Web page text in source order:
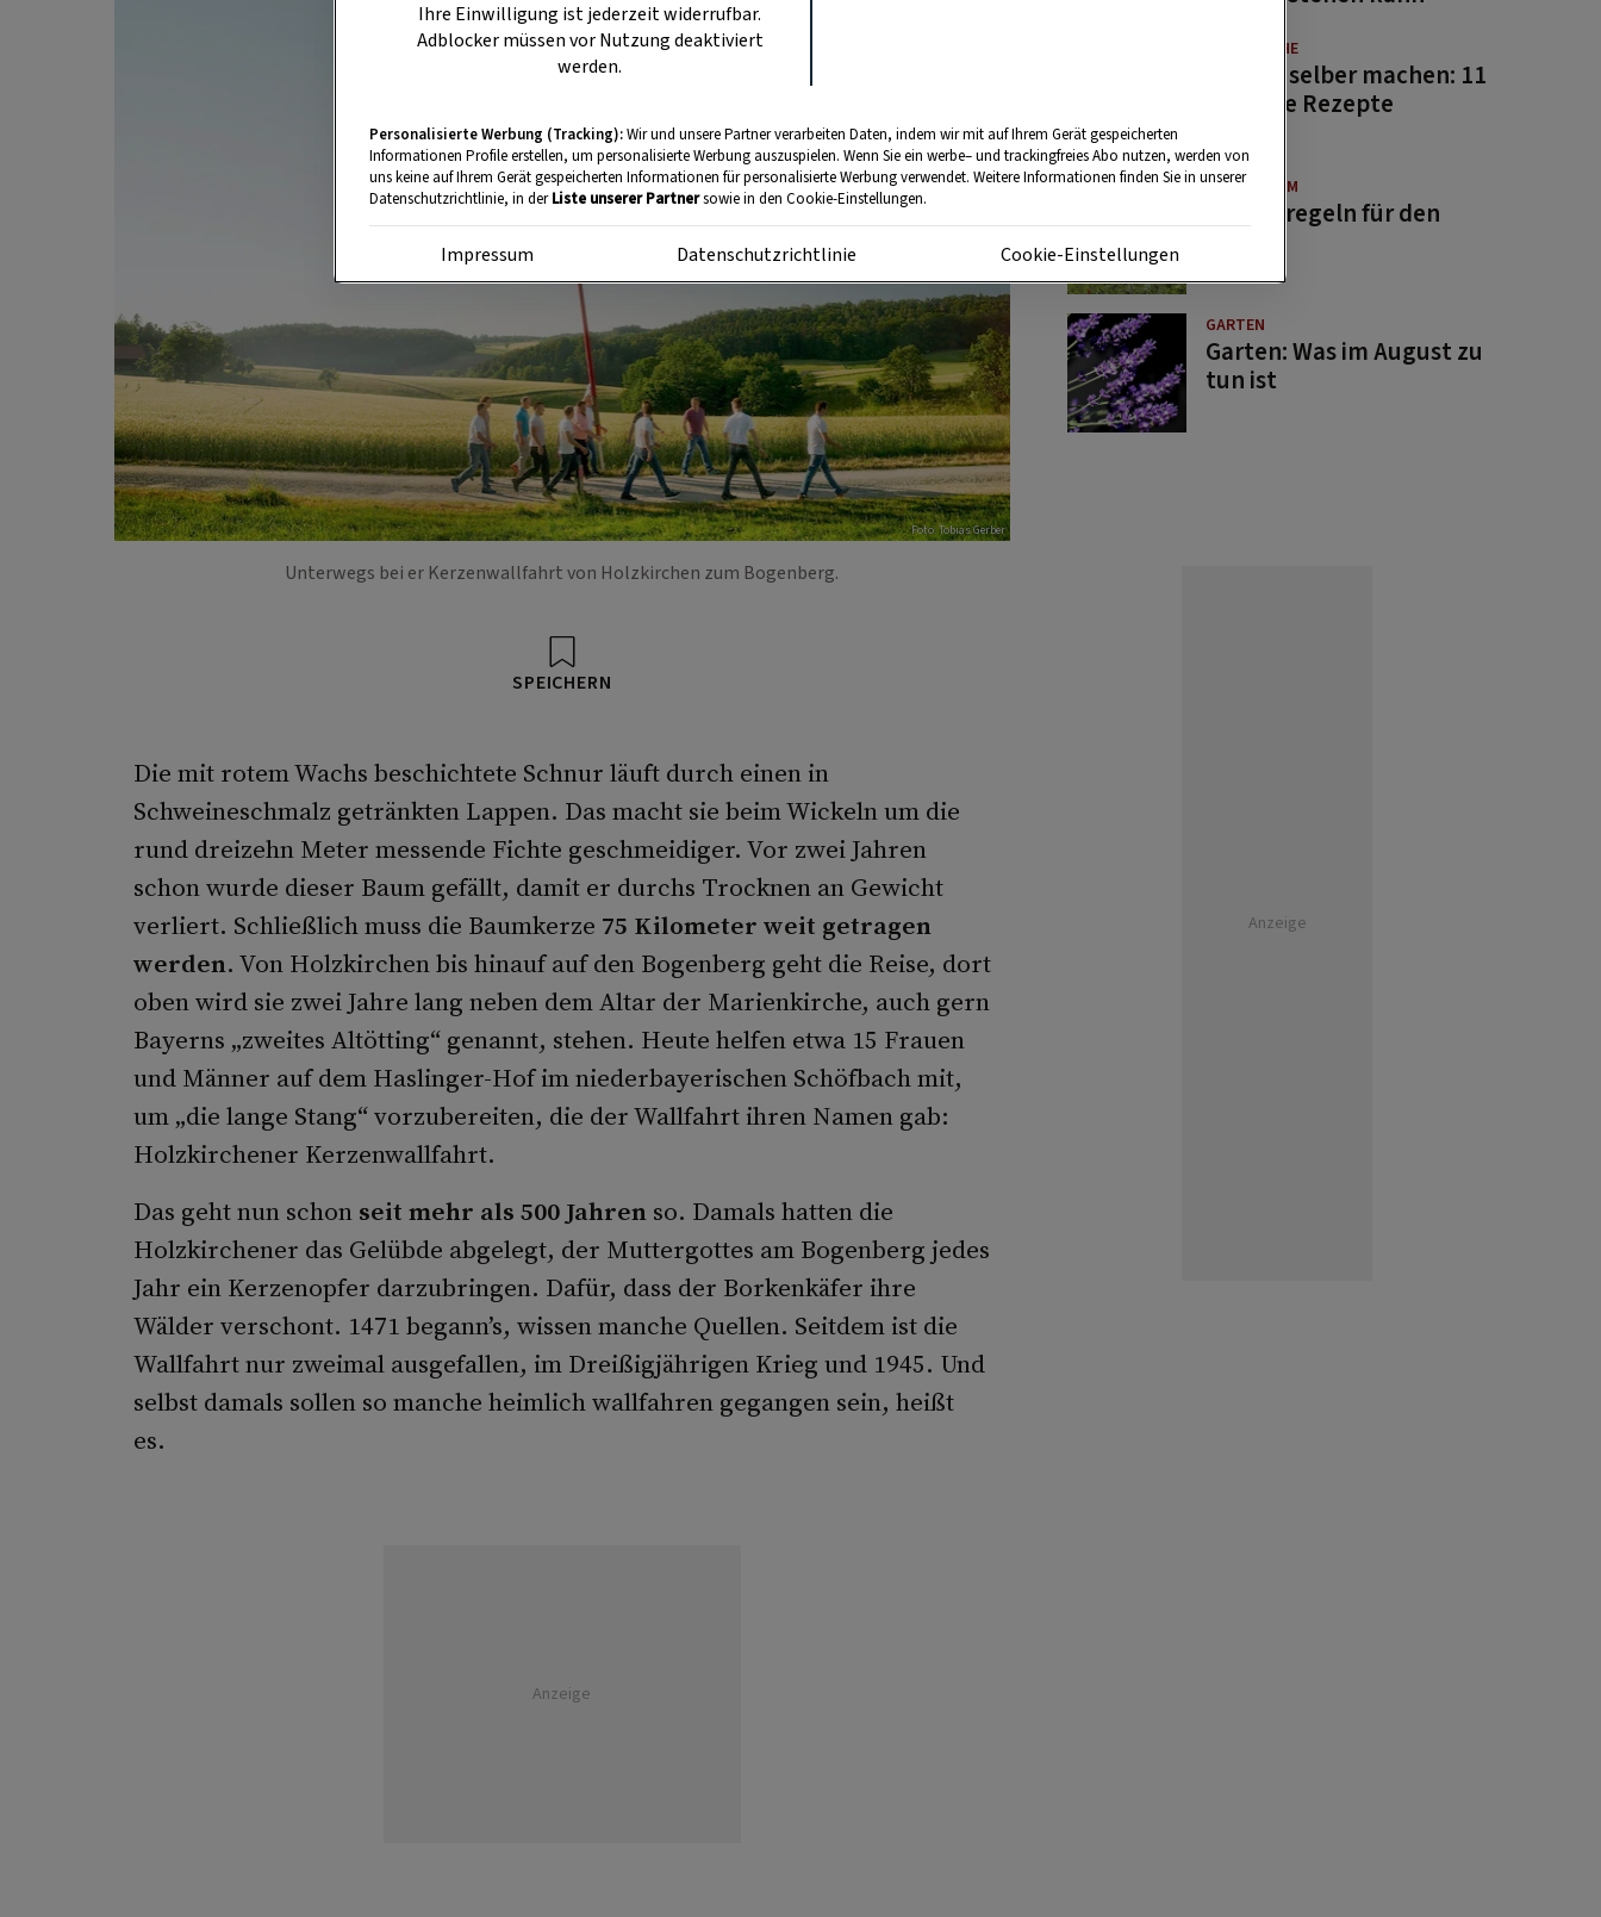
Foto: Tobias Gerber
Unterwegs bei er Kerzenwallfahrt von Holzkirchen zum Bogenberg.
SPEICHERN
Die mit rotem Wachs beschichtete Schnur läuft durch einen in
Schweineschmalz getränkten Lappen. Das macht sie beim Wickeln um die
rund dreizehn Meter messende Fichte geschmeidiger. Vor zwei Jahren
schon wurde dieser Baum gefällt, damit er durchs Trocknen an Gewicht
verliert. Schließlich muss die Baumkerze 75 Kilometer weit getragen
werden. Von Holzkirchen bis hinauf auf den Bogenberg geht die Reise, dort
oben wird sie zwei Jahre lang neben dem Altar der Marienkirche, auch gern
Bayerns „zweites Altötting“ genannt, stehen. Heute helfen etwa 15 Frauen
und Männer auf dem Haslinger-Hof im niederbayerischen Schöfbach mit,
um „die lange Stang“ vorzubereiten, die der Wallfahrt ihren Namen gab:
Holzkirchener Kerzenwallfahrt.
Das geht nun schon seit mehr als 500 Jahrenso. Damals hatten die
Holzkirchener das Gelübde abgelegt, der Muttergottes am Bogenberg jedes
Jahr ein Kerzenopfer darzubringen. Dafür, dass der Borkenkäfer ihre
Wälder verschont. 1471 begann’s, wissen manche Quellen. Seitdem ist die
Wallfahrt nur zweimal ausgefallen, im Dreißigjährigen Krieg und 1945. Und
selbst damals sollen so manche heimlich wallfahren gegangen sein, heißt
es.
Anzeige
GUTE KÜCHE
Saucen selber machen: 11
beliebte Rezepte
BRAUCHTUM
Bauernregeln für den
GARTEN
Garten: Was im August zu
tun ist
Anzeige
Ihre Einwilligung ist jederzeit widerrufbar.
Adblocker müssen vor Nutzung deaktiviert
werden.
Personalisierte Werbung (Tracking):Wir und unsere Partner verarbeiten Daten, indem wir mit auf Ihrem Gerät gespeicherten
Informationen Profile erstellen, um personalisierte Werbung auszuspielen. Wenn Sie ein werbe– und trackingfreies Abo nutzen, werden von
uns keine auf Ihrem Gerät gespeicherten Informationen für personalisierte Werbung verwendet. Weitere Informationen finden Sie in unserer
Datenschutzrichtlinie, in derListe unserer Partnersowie in den Cookie-Einstellungen.
Impressum Datenschutzrichtlinie Cookie-Einstellungen